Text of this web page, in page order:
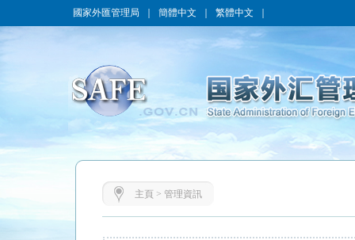
國家外匯管理局 簡體中文 繁體中文
主頁 > 管理資訊